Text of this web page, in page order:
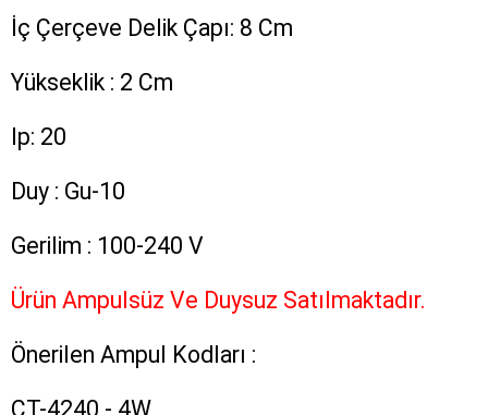
İç Çerçeve Delik Çapı: 8 Cm
Yükseklik : 2 Cm
Ip: 20
Duy : Gu-10
Gerilim : 100-240 V
Ürün Ampulsüz Ve Duysuz Satılmaktadır.
Önerilen Ampul Kodları :
CT-4240 - 4W